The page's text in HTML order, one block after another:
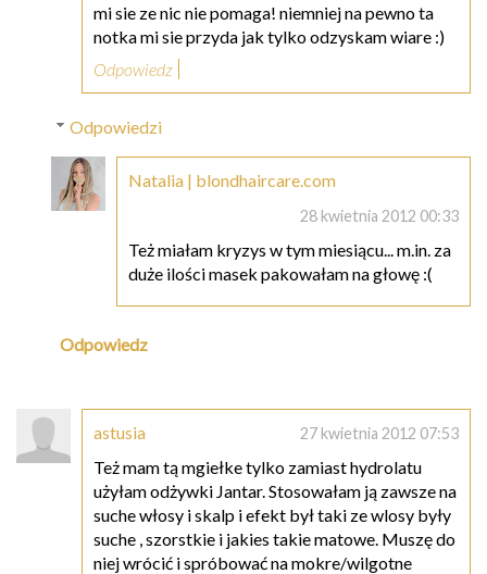
mi sie ze nic nie pomaga! niemniej na pewno ta
notka mi sie przyda jak tylko odzyskam wiare :)
Odpowiedz
Odpowiedzi
Natalia | blondhaircare.com
28 kwietnia 2012 00:33
Też miałam kryzys w tym miesiącu... m.in. za
duże ilości masek pakowałam na głowę :(
Odpowiedz
astusia 27 kwietnia 2012 07:53
Też mam tą mgiełke tylko zamiast hydrolatu
użyłam odżywki Jantar. Stosowałam ją zawsze na
suche włosy i skalp i efekt był taki ze wlosy były
suche , szorstkie i jakies takie matowe. Muszę do
niej wrócić i spróbować na mokre/wilgotne